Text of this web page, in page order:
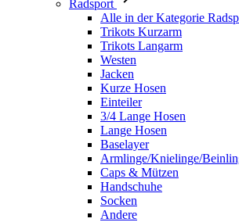
Radsport
Alle in der Kategorie
Trikots Kurzarm
Trikots Langarm
Westen
Jacken
Kurze Hosen
Einteiler
3/4 Lange Hosen
Lange Hosen
Baselayer
Armlinge/Knielinge/
Caps & Mützen
Handschuhe
Socken
Andere